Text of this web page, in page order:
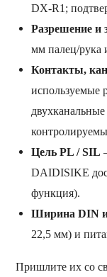
DX-R1;
Разрешение
мм палец/рука
Контакты,
используемые
Цель PL / SIL
DAIDISIKE
функция).
Ширина DIN
22,5 мм) и
Пришлите их со